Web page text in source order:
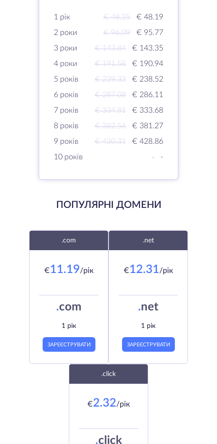
1 рік € 48.35
€ 48.19
2 роки
€ 96.09
€ 95.77
3 роки
€ 143.84
€ 143.35
4 роки
€ 191.58
€ 190.94
5 років
€ 239.33
€ 238.52
6 років
€ 287.08
€ 286.11
7 років
€ 334.81
€ 333.68
8 років
€ 382.56
€ 381.27
9 років
€ 430.31
€ 428.86
10 років
- -
ПОПУЛЯРНІ ДОМЕНИ
.com
€11.19/рік
.com
1 рік
ЗАРЕЄСТРУВАТИ
.net
€12.31/рік
.net
1 рік
ЗАРЕЄСТРУВАТИ
.click
€2.32/рік
.click